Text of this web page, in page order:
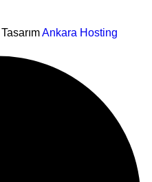
Ankara Hosting